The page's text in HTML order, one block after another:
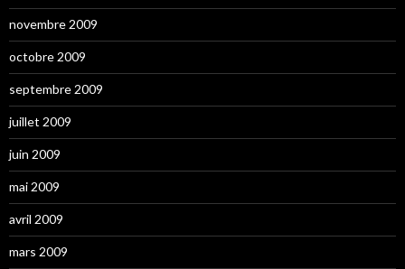
novembre 2009
octobre 2009
septembre 2009
juillet 2009
juin 2009
mai 2009
avril 2009
mars 2009